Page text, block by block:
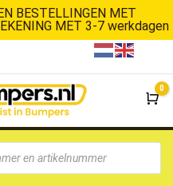
BESTELLINGEN MET
MET 3-7 werkdagen
0